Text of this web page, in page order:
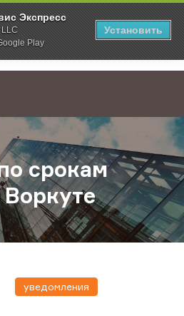
Экспресс
LLC
Play
Установить
Задержки по срокам доставки в
срокам
уведомления